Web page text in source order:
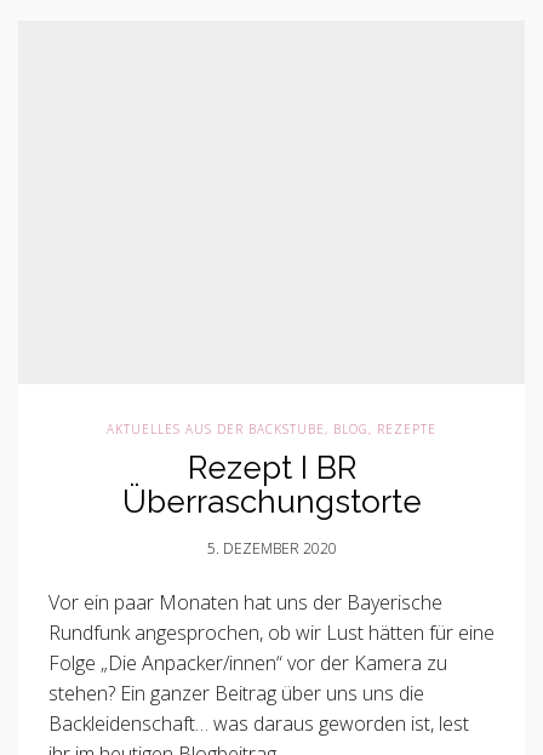
AKTUELLES AUS DER BACKSTUBE, BLOG, REZEPTE
Rezept I BR
Überraschungstorte
5. DEZEMBER 2020
Vor ein paar Monaten hat uns der Bayerische
Rundfunk angesprochen, ob wir Lust hätten für eine
Folge „Die Anpacker/innen“ vor der Kamera zu
stehen? Ein ganzer Beitrag über uns uns die
Backleidenschaft… was daraus geworden ist, lest